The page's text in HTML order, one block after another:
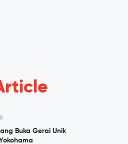
Buka Gerai Unik